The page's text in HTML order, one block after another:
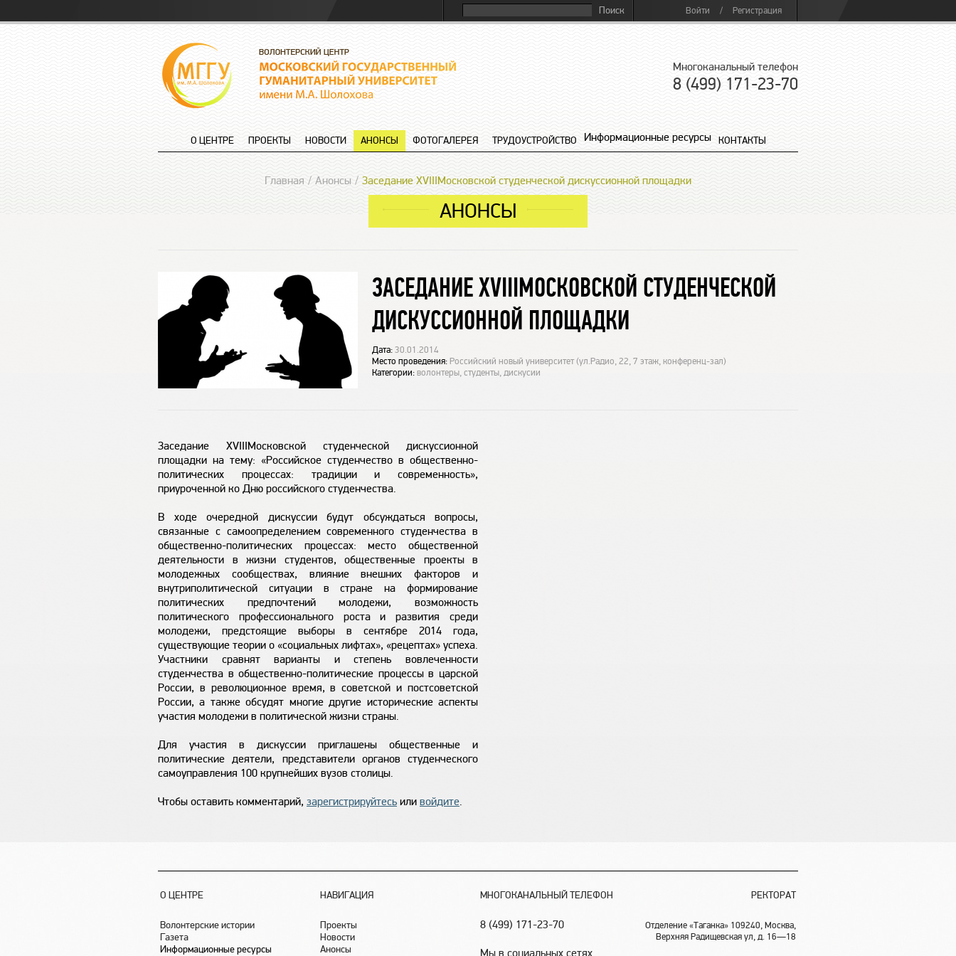
Войти / Регистрация
Многоканальный телефон
8 (499) 171-23-70
О ЦЕНТРЕ ПРОЕКТЫ НОВОСТИ АНОНСЫ ФОТОГАЛЕРЕЯ ТРУДОУСТРОЙСТВО Информационные ресурсы КОНТАКТЫ
Главная Анонсы Заседание XVIIIМосковской студенческой дискуссионной площадки
АНОНСЫ
ЗАСЕДАНИЕ XVIIIМОСКОВСКОЙ СТУДЕНЧЕСКОЙ
ДИСКУССИОННОЙ ПЛОЩАДКИ
Дата:30.01.2014
Место проведения:Российский новый университет (ул.Радио, 22, 7 этаж, конференц-зал)
Категории:волонтеры, студенты, дискусии
Заседание XVIIIМосковской студенческой дискуссионной
площадки на тему: «Российское студенчество в общественно-
политических процессах: традиции и современность»,
приуроченной ко Дню российского студенчества.
В ходе очередной дискуссии будут обсуждаться вопросы,
связанные с самоопределением современного студенчества в
общественно-политических процессах: место общественной
деятельности в жизни студентов, общественные проекты в
молодежных сообществах, влияние внешних факторов и
внутриполитической ситуации в стране на формирование
политических предпочтений молодежи, возможность
политического профессионального роста и развития среди
молодежи, предстоящие выборы в сентябре 2014 года,
существующие теории о «социальных лифтах», «рецептах» успеха.
Участники сравнят варианты и степень вовлеченности
студенчества в общественно-политические процессы в царской
России, в революционное время, в советской и постсоветской
России, а также обсудят многие другие исторические аспекты
участия молодежи в политической жизни страны.
Для участия в дискуссии приглашены общественные и
политические деятели, представители органов студенческого
самоуправления 100 крупнейших вузов столицы.
Чтобы оставить комментарий, зарегистрируйтесь или войдите.
О ЦЕНТРЕ НАВИГАЦИЯ МНОГОКАНАЛЬНЫЙ ТЕЛЕФОН РЕКТОРАТ
Волонтерские истории
Газета
Информационные ресурсы
Проекты
Новости
Анонсы
8 (499) 171-23-70
Мы в социальных сетях
Отделение «Таганка» 109240, Москва,
Верхняя Радищевская ул, д. 16—18